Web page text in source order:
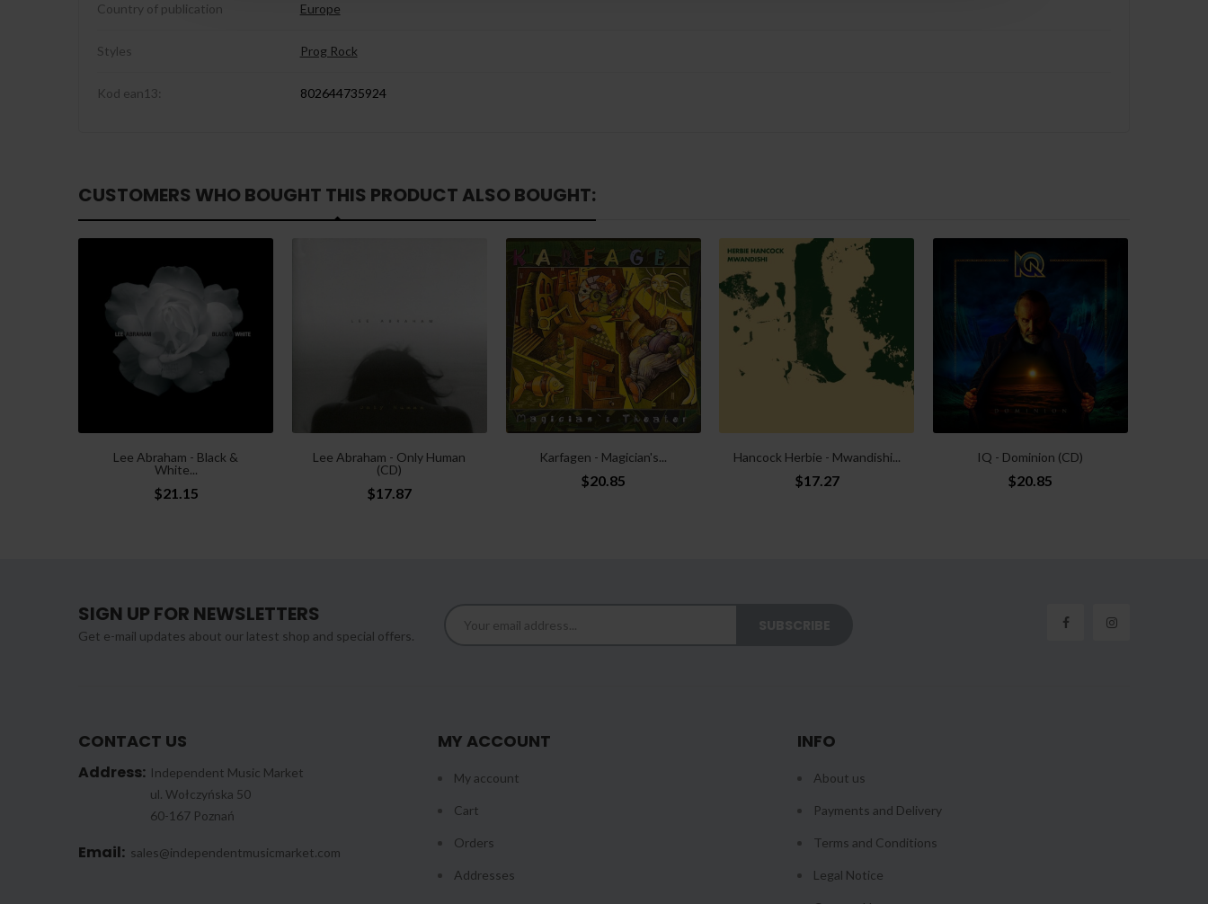
Country of publication Europe
Styles Prog Rock
Kod ean13: 802644735924
CUSTOMERS WHO BOUGHT THIS PRODUCT ALSO BOUGHT:
Lee Abraham - Black &
White...
$21.15
Lee Abraham - Only Human
(CD)
$17.87
Karfagen - Magician's...
$20.85
Hancock Herbie - Mwandishi...
$17.27
IQ - Dominion (CD)
$20.85
SIGN UP FOR NEWSLETTERS
Get e-mail updates about our latest shop and special offers.
CONTACT US
Address: Independent Music Market
ul. Wołczyńska 50
60-167 Poznań
Email: sales@independentmusicmarket.com
MY ACCOUNT
My account
Cart
Orders
Addresses
INFO
About us
Payments and Delivery
Terms and Conditions
Legal Notice